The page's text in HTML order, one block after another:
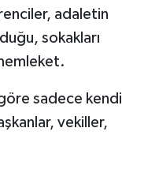
adaletin
sokakları
sadece kendi
vekiller,